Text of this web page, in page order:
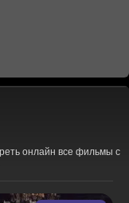
онлайн все фильмы с